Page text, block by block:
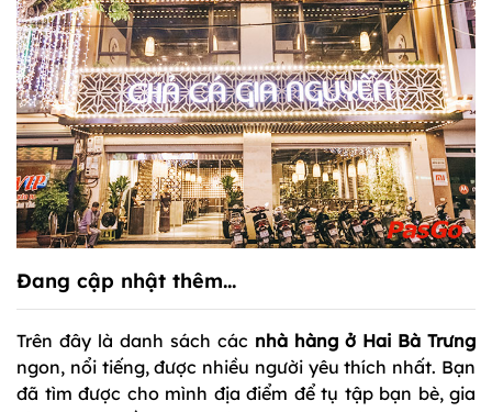
Đang cập nhật thêm...
Trên đây là danh sách các nhà hàng ở Hai Bà Trưng
ngon, nổi tiếng, được nhiều người yêu thích nhất. Bạn
đã tìm được cho mình địa điểm để tụ tập bạn bè, gia